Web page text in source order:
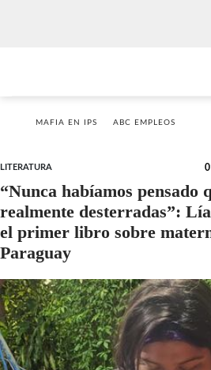
MAFIA EN IPS ABC EMPLEOS
LITERATURA
“Nunca habíamos pensado
realmente desterradas”:
el primer libro sobre
Paraguay